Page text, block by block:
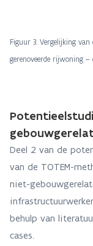
Figuur 3. Vergelijking
gerenoveerde rijwoning
Deel 2 van de
van de TOTEM-
niet-
behulp van
cases.